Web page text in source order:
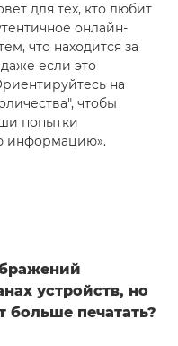
для тех, кто любит
онлайн-
что находится за
если это
на
чтобы
попытки
информацию».
устройств, но
больше печатать?